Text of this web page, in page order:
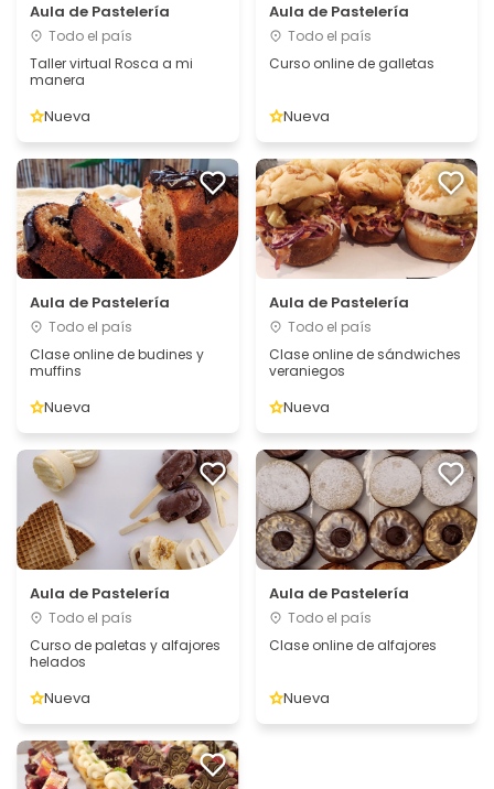
Aula de Pastelería
Todo el país
Taller virtual Rosca a mi
manera
Nueva
Aula de Pastelería
Todo el país
Curso online de galletas
Nueva
Aula de Pastelería
Todo el país
Clase online de budines y
muffins
Nueva
Aula de Pastelería
Todo el país
Clase online de sándwiches
veraniegos
Nueva
Aula de Pastelería
Todo el país
Curso de paletas y alfajores
helados
Nueva
Aula de Pastelería
Todo el país
Clase online de alfajores
Nueva